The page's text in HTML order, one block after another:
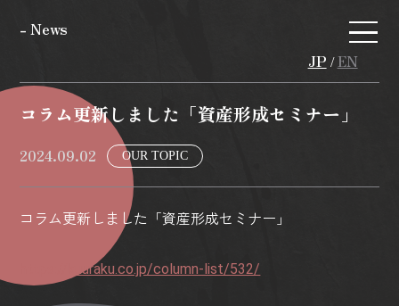
- News
JP / EN
コラム更新しました「資産形成セミナー」
2024.09.02 OUR TOPIC
コラム更新しました「資産形成セミナー」
https://kuuraku.co.jp/column-list/532/